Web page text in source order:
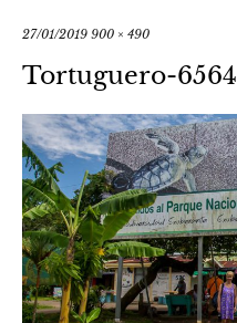
27/01/2019 900 × 490
Tortuguero-6564